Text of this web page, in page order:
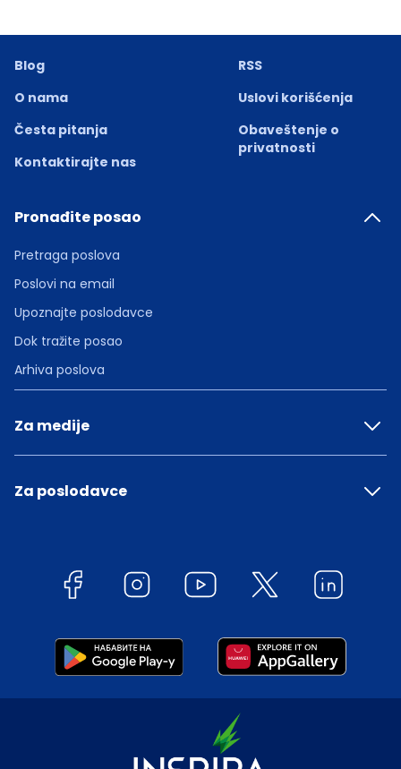
Blog
O nama
Česta pitanja
Kontaktirajte nas
RSS
Uslovi korišćenja
Obaveštenje o
privatnosti
Pronađite posao
Pretraga poslova
Poslovi na email
Upoznajte poslodavce
Dok tražite posao
Arhiva poslova
Za medije
Za poslodavce